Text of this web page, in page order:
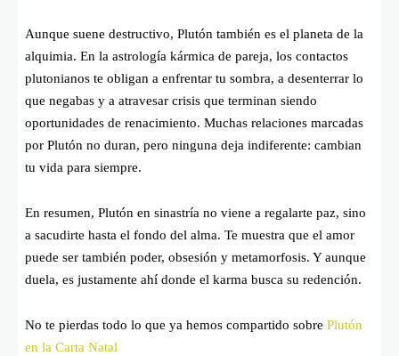
Aunque suene destructivo, Plutón también es el planeta de la
alquimia. En la astrología kármica de pareja, los contactos
plutonianos te obligan a enfrentar tu sombra, a desenterrar lo
que negabas y a atravesar crisis que terminan siendo
oportunidades de renacimiento. Muchas relaciones marcadas
por Plutón no duran, pero ninguna deja indiferente: cambian
tu vida para siempre.
En resumen, Plutón en sinastría no viene a regalarte paz, sino
a sacudirte hasta el fondo del alma. Te muestra que el amor
puede ser también poder, obsesión y metamorfosis. Y aunque
duela, es justamente ahí donde el karma busca su redención.
No te pierdas todo lo que ya hemos compartido sobre Plutón
en la Carta Natal